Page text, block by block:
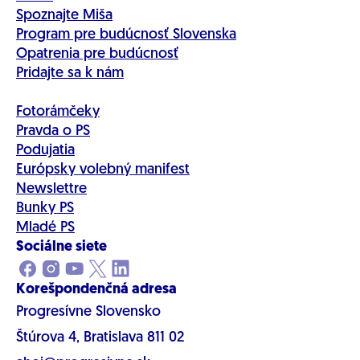
Spoznajte Miša
Program pre budúcnosť Slovenska
Opatrenia pre budúcnosť
Pridajte sa k nám
Fotorámčeky
Pravda o PS
Podujatia
Európsky volebný manifest
Newslettre
Bunky PS
Mladé PS
Sociálne siete
Korešpondenčná adresa
Progresívne Slovensko
Štúrova 4, Bratislava 811 02